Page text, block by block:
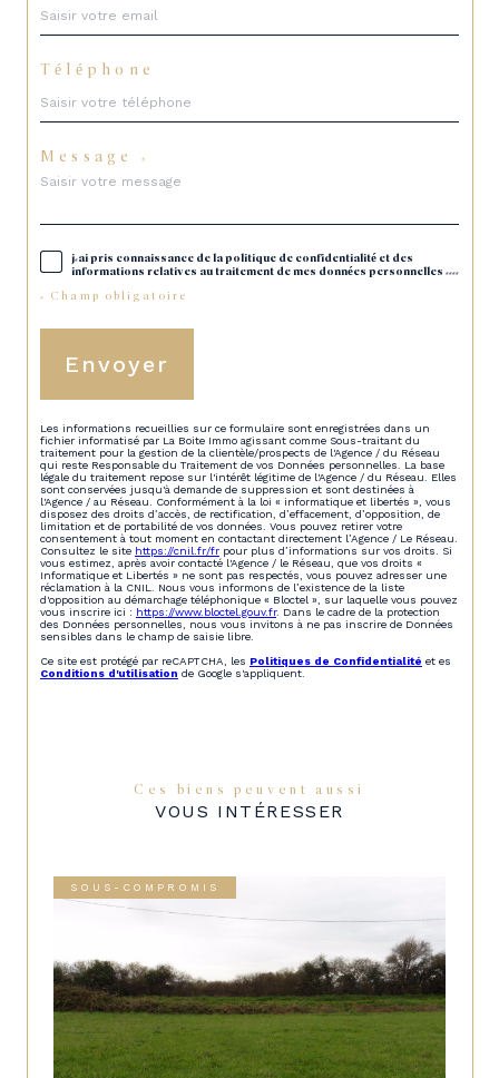
Téléphone
Message *
j'ai pris connaissance de la politique de confidentialité et des
informations relatives au traitement de mes données personnelles (*)*
* Champ obligatoire
Envoyer
Les informations recueillies sur ce formulaire sont enregistrées dans un
fichier informatisé par La Boite Immo agissant comme Sous-traitant du
traitement pour la gestion de la clientèle/prospects de l'Agence / du Réseau
qui reste Responsable du Traitement de vos Données personnelles. La base
légale du traitement repose sur l'intérêt légitime de l'Agence / du Réseau. Elles
sont conservées jusqu'à demande de suppression et sont destinées à
l'Agence / au Réseau. Conformément à la loi « informatique et libertés », vous
disposez des droits d’accès, de rectification, d’effacement, d’opposition, de
limitation et de portabilité de vos données. Vous pouvez retirer votre
consentement à tout moment en contactant directement l’Agence / Le Réseau.
Consultez le site https://cnil.fr/fr pour plus d’informations sur vos droits. Si
vous estimez, après avoir contacté l'Agence / le Réseau, que vos droits «
Informatique et Libertés » ne sont pas respectés, vous pouvez adresser une
réclamation à la CNIL. Nous vous informons de l’existence de la liste
d'opposition au démarchage téléphonique « Bloctel », sur laquelle vous pouvez
vous inscrire ici : https://www.bloctel.gouv.fr. Dans le cadre de la protection
des Données personnelles, nous vous invitons à ne pas inscrire de Données
sensibles dans le champ de saisie libre.
Ce site est protégé par reCAPTCHA, les Politiques de Confidentialité et es
Conditions d'utilisation de Google s'appliquent.
Ces biens peuvent aussi
VOUS INTÉRESSER
SOUS-COMPROMIS